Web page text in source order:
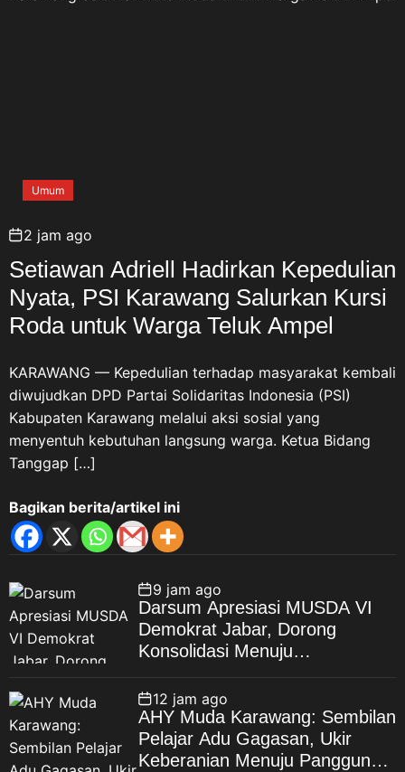
Umum
2 jam ago
Setiawan Adriell Hadirkan Kepedulian
Nyata, PSI Karawang Salurkan Kursi
Roda untuk Warga Teluk Ampel
KARAWANG — Kepedulian terhadap masyarakat kembali
diwujudkan DPD Partai Solidaritas Indonesia (PSI)
Kabupaten Karawang melalui aksi sosial yang
menyentuh kebutuhan langsung warga. Ketua Bidang
Tanggap […]
Bagikan berita/artikel ini
9 jam ago
Darsum Apresiasi MUSDA VI
Demokrat Jabar, Dorong
Konsolidasi Menuju
Kabupaten Bekasi
12 jam ago
AHY Muda Karawang: Sembilan
Pelajar Adu Gagasan, Ukir
Keberanian Menuju Panggung